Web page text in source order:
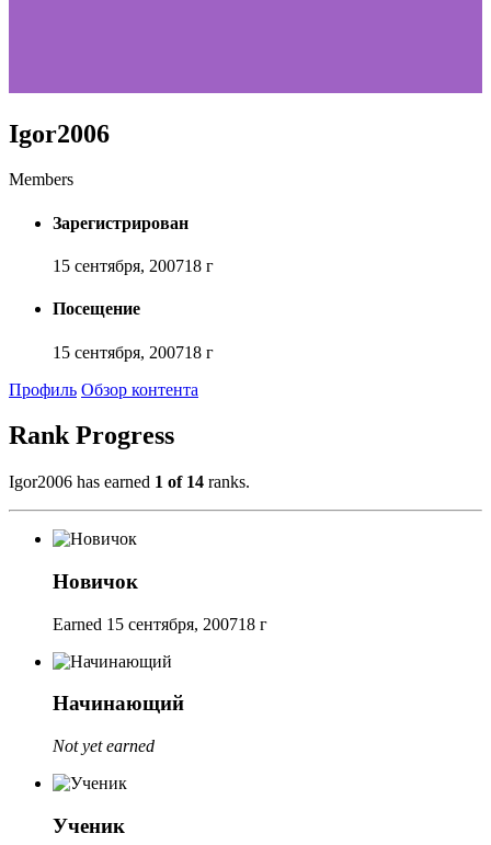
Igor2006
Members
Зарегистрирован
15 сентября, 200718 г
Посещение
15 сентября, 200718 г
Профиль Обзор контента
Rank Progress
Igor2006 has earned 1 of 14 ranks.
Новичок
Earned 15 сентября, 200718 г
Начинающий
Not yet earned
Ученик